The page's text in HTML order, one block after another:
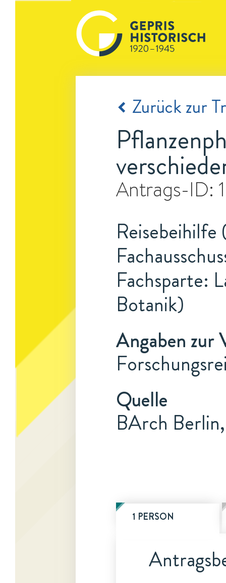
Zurück zur
Antrags-ID:
Fachsparte:
Botanik)
Angaben zur
Quelle
BArch
1 PERSON